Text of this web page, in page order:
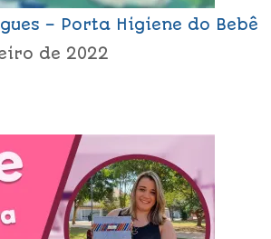
– Porta Higiene do Bebê
de 2022